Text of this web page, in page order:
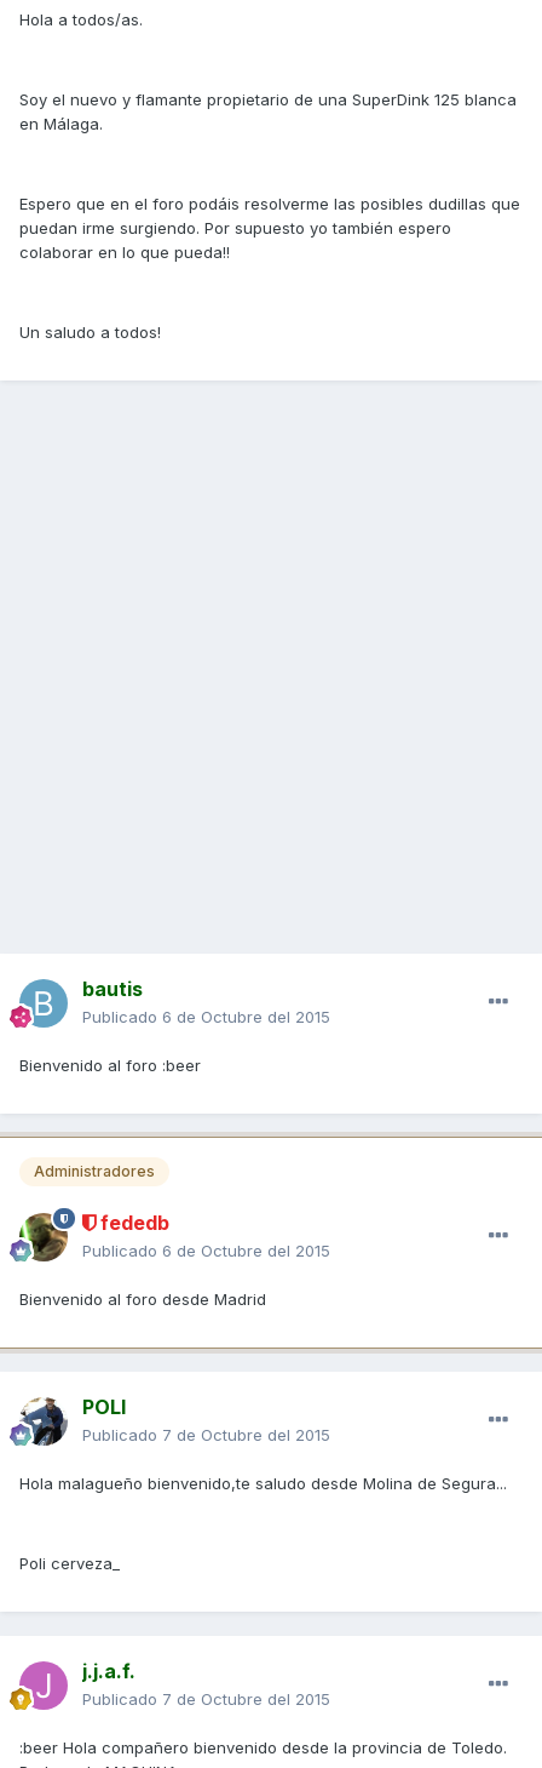
Hola a todos/as.
Soy el nuevo y flamante propietario de una SuperDink 125 blanca
en Málaga.
Espero que en el foro podáis resolverme las posibles dudillas que
puedan irme surgiendo. Por supuesto yo también espero
colaborar en lo que pueda!!
Un saludo a todos!
bautis
Publicado 6 de Octubre del 2015
Bienvenido al foro :beer
Administradores
fededb
Publicado 6 de Octubre del 2015
Bienvenido al foro desde Madrid
POLI
Publicado 7 de Octubre del 2015
Hola malagueño bienvenido,te saludo desde Molina de Segura...
Poli cerveza_
j.j.a.f.
Publicado 7 de Octubre del 2015
:beer Hola compañero bienvenido desde la provincia de Toledo.